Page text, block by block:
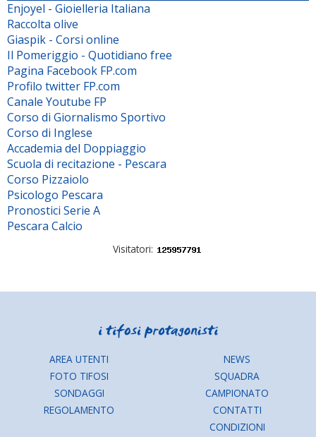
Enjoyel - Gioielleria Italiana
Raccolta olive
Giaspik - Corsi online
Il Pomeriggio - Quotidiano free
Pagina Facebook FP.com
Profilo twitter FP.com
Canale Youtube FP
Corso di Giornalismo Sportivo
Corso di Inglese
Accademia del Doppiaggio
Scuola di recitazione - Pescara
Corso Pizzaiolo
Psicologo Pescara
Pronostici Serie A
Pescara Calcio
Visitatori:
AREA UTENTI
FOTO TIFOSI
SONDAGGI
REGOLAMENTO
NEWS
SQUADRA
CAMPIONATO
CONTATTI
CONDIZIONI